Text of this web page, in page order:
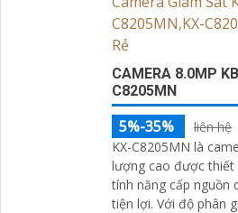
CAMERA 8.0MP
C8205MN
5%-35%
liên hệ
KX-C8205MN là
lượng cao được thiết
tính năng cấp nguồn
tiện lợi. Với độ phân giải 8.0MP sắc